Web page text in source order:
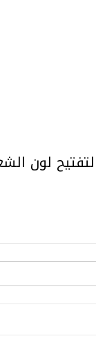
لتفتيح لون